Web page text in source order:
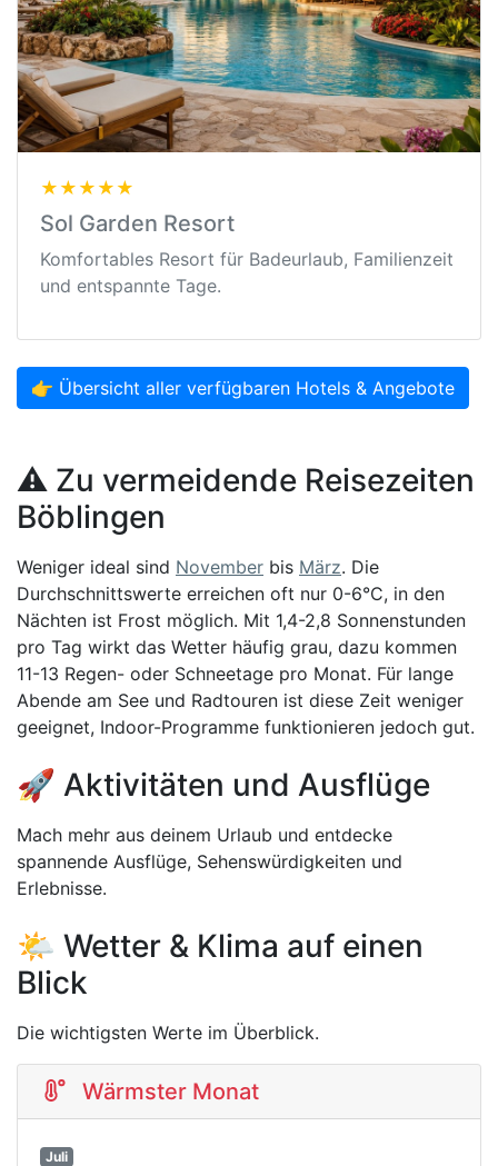
★★★★★
Sol Garden Resort
Komfortables Resort für Badeurlaub, Familienzeit
und entspannte Tage.
👉 Übersicht aller verfügbaren Hotels & Angebote
⚠️ Zu vermeidende Reisezeiten
Böblingen
Weniger ideal sind November bis März. Die
Durchschnittswerte erreichen oft nur 0-6°C, in den
Nächten ist Frost möglich. Mit 1,4-2,8 Sonnenstunden
pro Tag wirkt das Wetter häufig grau, dazu kommen
11-13 Regen- oder Schneetage pro Monat. Für lange
Abende am See und Radtouren ist diese Zeit weniger
geeignet, Indoor-Programme funktionieren jedoch gut.
🚀 Aktivitäten und Ausflüge
Mach mehr aus deinem Urlaub und entdecke
spannende Ausflüge, Sehenswürdigkeiten und
Erlebnisse.
🌤️ Wetter & Klima auf einen
Blick
Die wichtigsten Werte im Überblick.
Wärmster Monat
Juli